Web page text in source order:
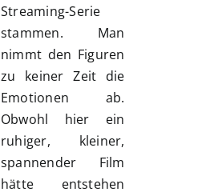
Streaming-Serie
stammen. Man
nimmt den Figuren
zu keiner Zeit die
Emotionen ab.
Obwohl hier ein
ruhiger, kleiner,
spannender Film
hätte entstehen